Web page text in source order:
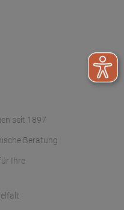
seit 1897
Beratung
Ihre